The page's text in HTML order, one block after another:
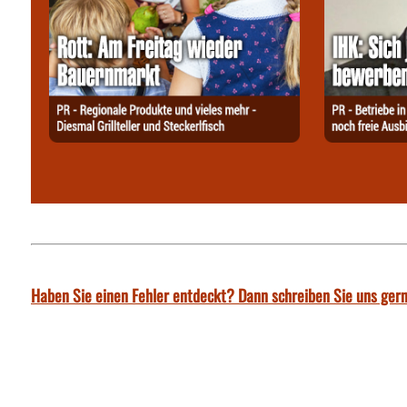
Haben Sie einen Fehler entdeckt? Dann schreiben Sie uns